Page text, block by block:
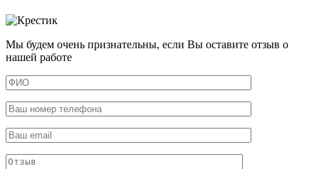
Мы будем очень признательны, если Вы оставите отзыв о
нашей работе